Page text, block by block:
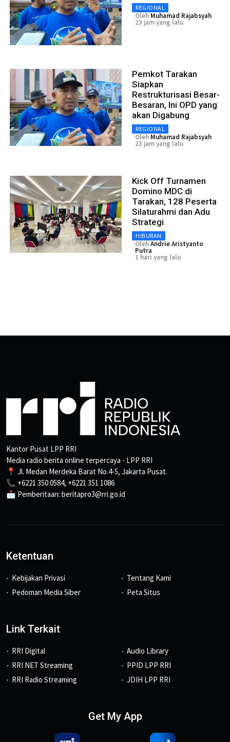
REGIONAL
Oleh Muhamad Rajabsyah
23 jam yang lalu
Pemkot Tarakan
Siapkan
Restrukturisasi Besar-
Besaran, Ini OPD yang
akan Digabung
REGIONAL
Oleh Muhamad Rajabsyah
23 jam yang lalu
Kick Off Turnamen
Domino MDC di
Tarakan, 128 Peserta
Silaturahmi dan Adu
Strategi
HIBURAN
OlehAndrie Aristyanto
Putra
1 hari yang lalu
Kantor Pusat LPP RRI
Media radio berita online terpercaya - LPP RRI
📍 Jl. Medan Merdeka Barat No.4-5, Jakarta Pusat.
📞 +6221 350 0584, +6221 351 1086
📩 Pemberitaan: beritapro3@rri.go.id
Ketentuan
Kebijakan Privasi
Pedoman Media Siber
Tentang Kami
Peta Situs
Link Terkait
RRI Digital
RRI NET Streaming
RRI Radio Streaming
Audio Library
PPID LPP RRI
JDIH LPP RRI
Get My App